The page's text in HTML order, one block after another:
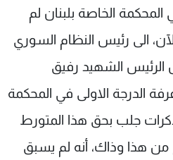
الخاصة بلبنان لم
الى رئيس النظام السوري
الرئيس الشهيد رفيق
الدرجة الاولى في المحكمة
جلب بحق هذا المتورط
من هذا وذاك، أنه لم يسبق
رياضة